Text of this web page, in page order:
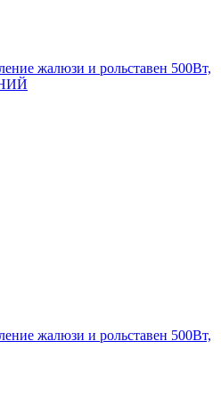
жалюзи и рольставен 500Вт,
жалюзи и рольставен 500Вт,